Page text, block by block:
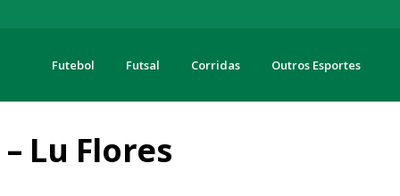
Futebol Futsal Corridas Outros Esportes
Lu Flores